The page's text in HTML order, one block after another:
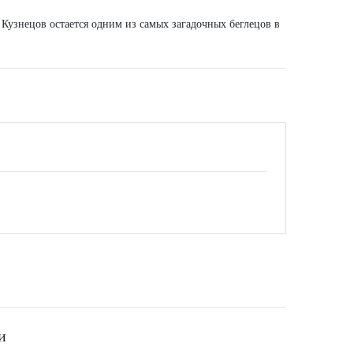
остается одним из самых загадочных беглецов в